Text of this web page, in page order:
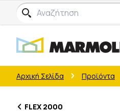
Αρχική Σελίδα Προϊόντα
FLEX 2000